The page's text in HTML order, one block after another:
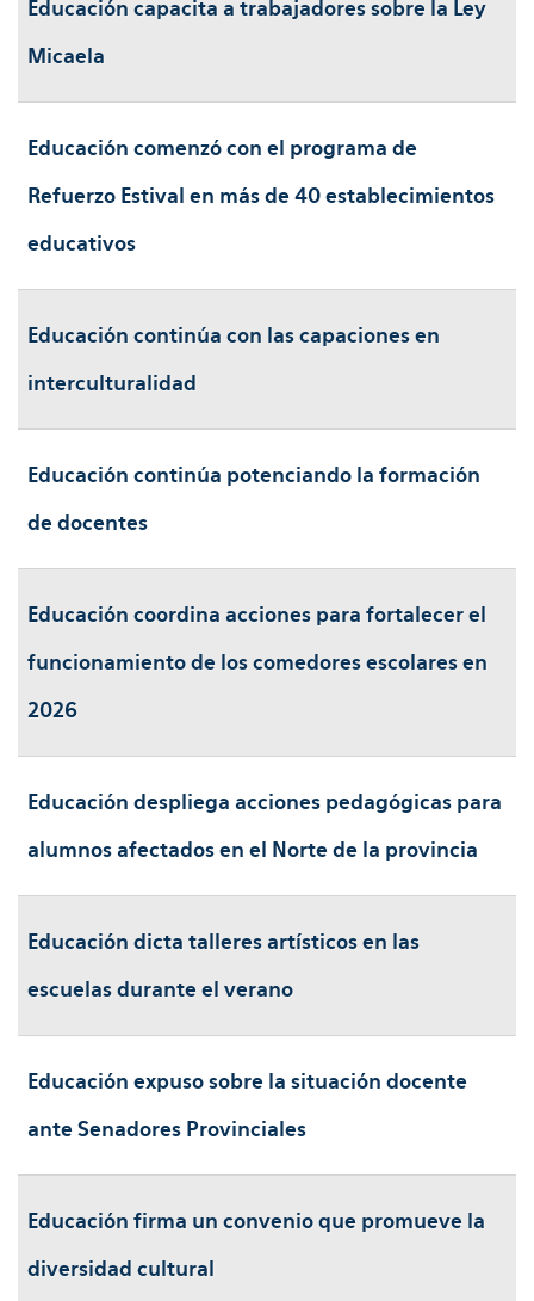
Educación capacita a trabajadores sobre la Ley
Micaela
Educación comenzó con el programa de
Refuerzo Estival en más de 40 establecimientos
educativos
Educación continúa con las capaciones en
interculturalidad
Educación continúa potenciando la formación
de docentes
Educación coordina acciones para fortalecer el
funcionamiento de los comedores escolares en
2026
Educación despliega acciones pedagógicas para
alumnos afectados en el Norte de la provincia
Educación dicta talleres artísticos en las
escuelas durante el verano
Educación expuso sobre la situación docente
ante Senadores Provinciales
Educación firma un convenio que promueve la
diversidad cultural